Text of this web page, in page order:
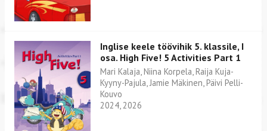
Inglise keele töövihik 5. klassile, I
osa. High Five! 5 Activities Part 1
Mari Kalaja, Niina Korpela, Raija Kuja-
Kyyny-Pajula, Jamie Mäkinen, Päivi Pelli-
Kouvo
2024, 2026